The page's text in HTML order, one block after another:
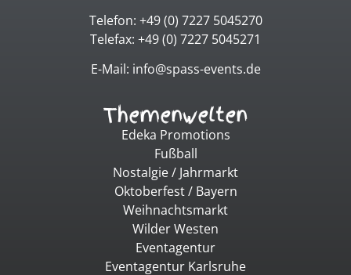
Telefon: +49 (0) 7227 5045270
Telefax: +49 (0) 7227 5045271
E-Mail: info@spass-events.de
Themenwelten
Edeka Promotions
Fußball
Nostalgie / Jahrmarkt
Oktoberfest / Bayern
Weihnachtsmarkt
Wilder Westen
Eventagentur
Eventagentur Karlsruhe